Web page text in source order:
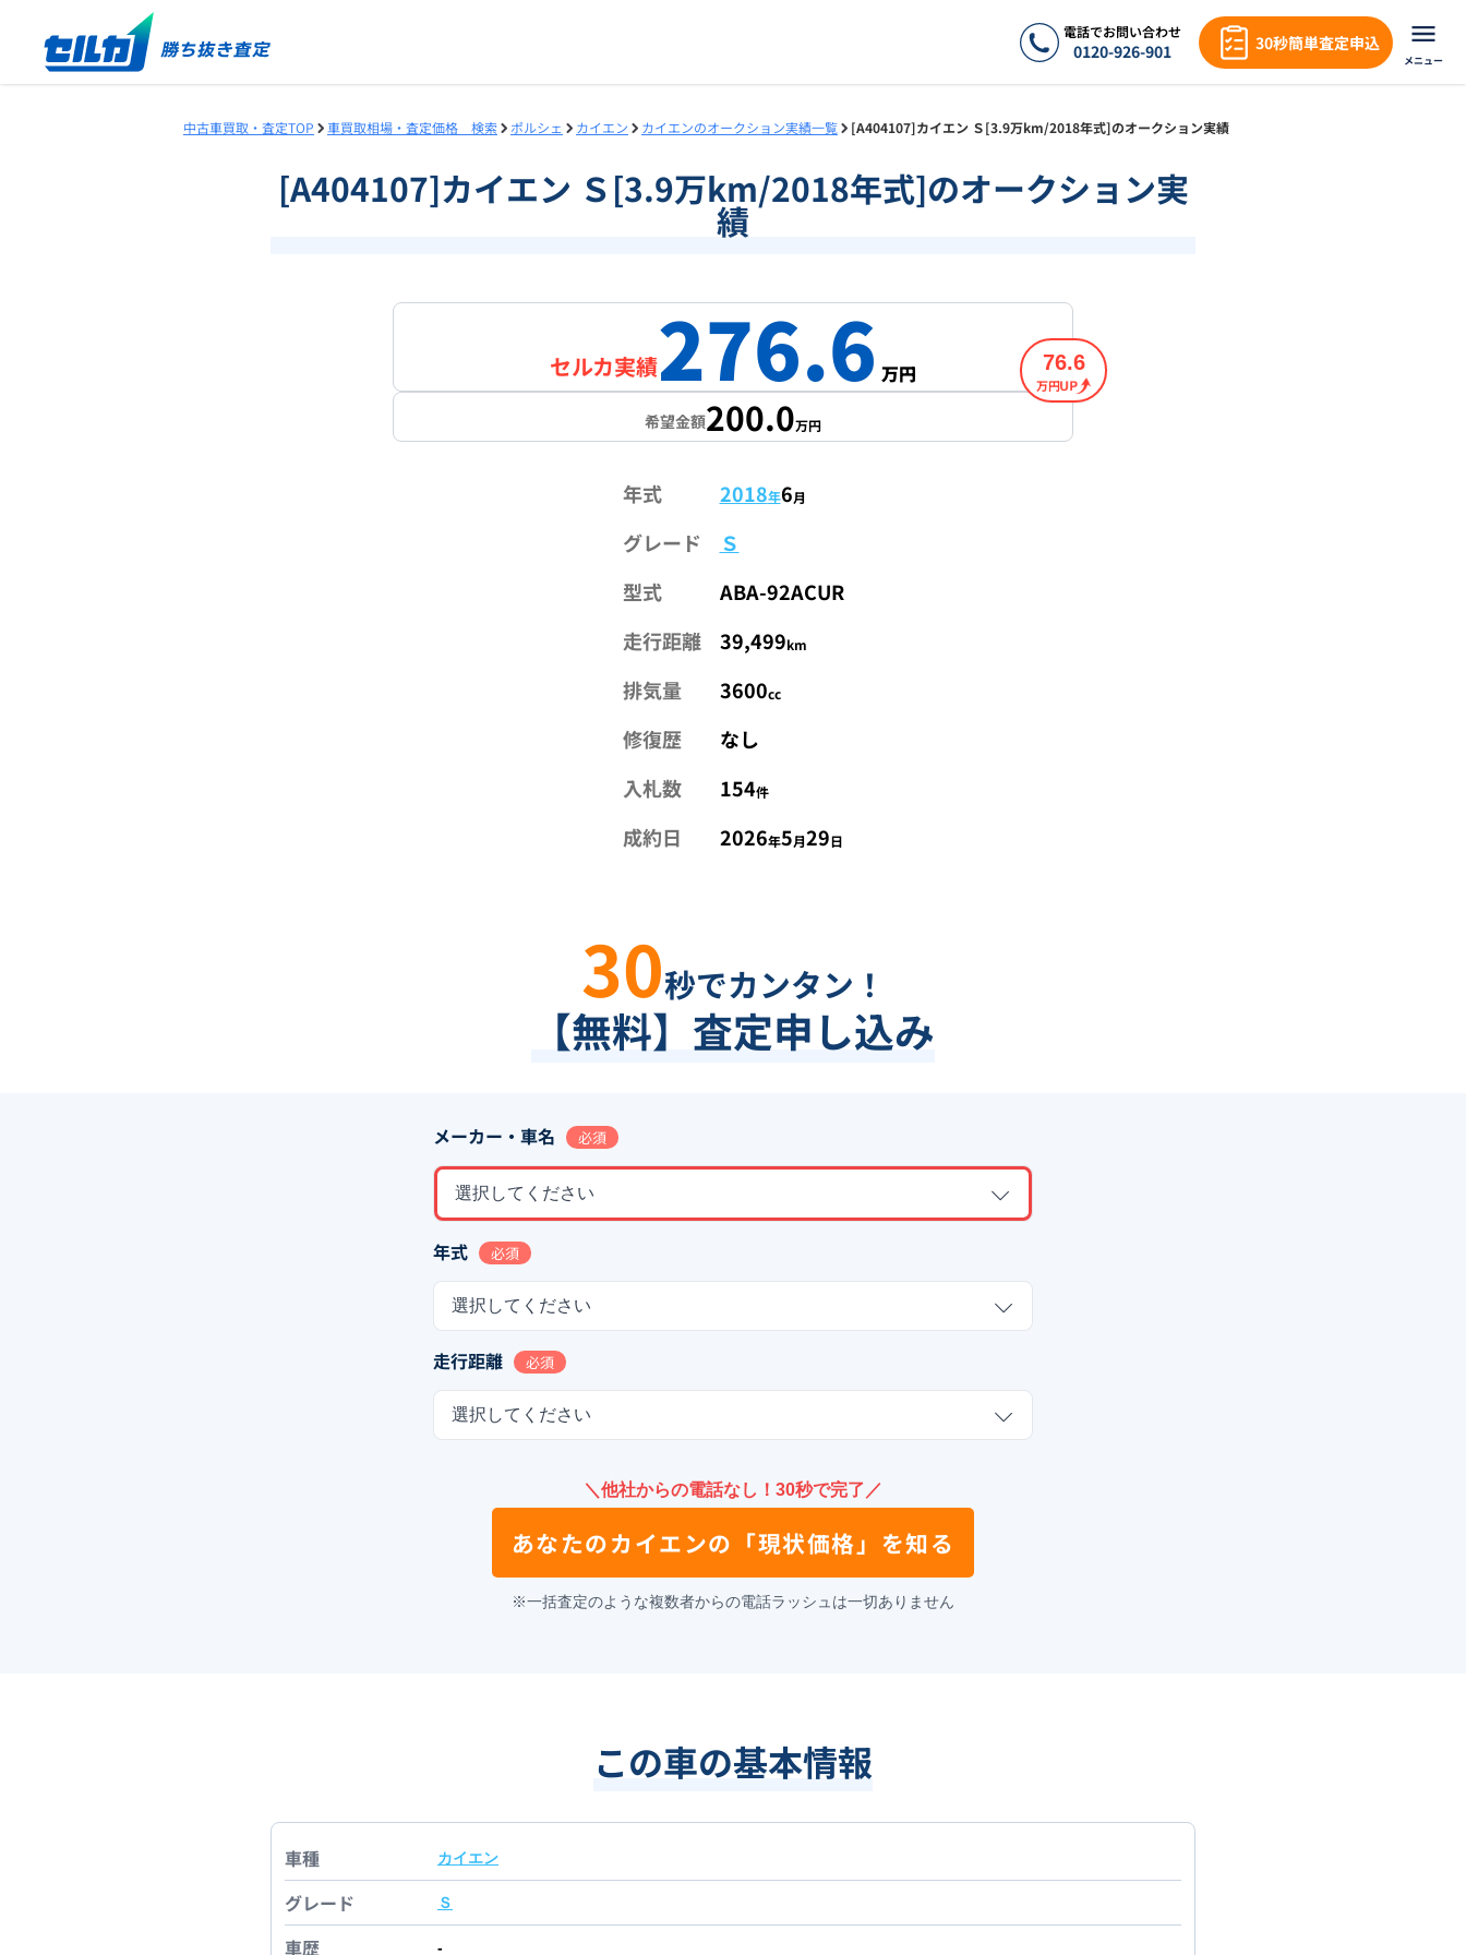
電話でお問い合わせ
0120-926-901 30秒簡単査定申込
メニュー
中古車買取・査定TOP 車買取相場・査定価格 検索 ポルシェ カイエン カイエンのオークション実績一覧 [A404107]カイエン Ｓ[3.9万km/2018年式]のオークション実績
[A404107]カイエン Ｓ[3.9万km/2018年式]のオークション実
績
セルカ実績276.6 万円 76.6
万円
希望金額200.0万円
年式 2018年6月
グレード
Ｓ
型式
ABA-92ACUR
走行距離
39,499km
排気量 3600cc
修復歴
なし
入札数
154件
成約日 2026年5月29日
30秒でカンタン！
【無料】査定申し込み
メーカー・車名 必須
選択してください
年式 必須
選択してください
走行距離 必須
選択してください
＼他社からの電話なし！30秒で完了／
あなたのカイエンの 「現状価格」を知る
※一括査定のような複数者からの電話ラッシュは一切ありません
この車の基本情報
車種 カイエン
グレード Ｓ
車歴 -